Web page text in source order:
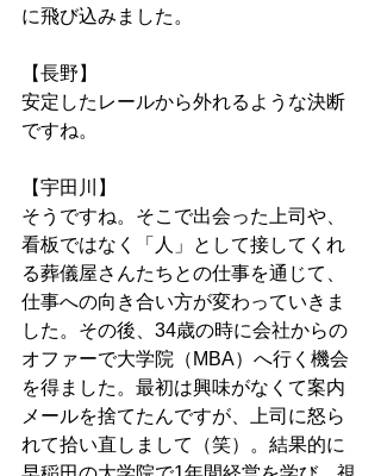
に飛び込みました。
【長野】
安定したレールから外れるような決断
ですね。
【宇田川】
そうですね。そこで出会った上司や、
看板ではなく「人」として接してくれ
る葬儀屋さんたちとの仕事を通じて、
仕事への向き合い方が変わっていきま
した。その後、34歳の時に会社からの
オファーで大学院（MBA）へ行く機会
を得ました。最初は興味がなくて案内
メールを捨てたんですが、上司に怒ら
れて拾い直しまして（笑）。結果的に